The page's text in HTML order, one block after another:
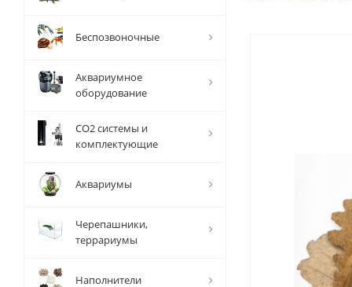
Беспозвоночные
Аквариумное
оборудование
СО2 системы и
комплектующие
Аквариумы
Черепашники,
террариумы
Наполнители